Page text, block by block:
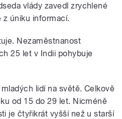
vlády zavedl zrychlené
z úniku informací.
Nezaměstnanost
25 let v Indii pohybuje
lidí na světě. Celkově
od 15 do 29 let. Nicméně
je čtyřikrát vyšší než u starší